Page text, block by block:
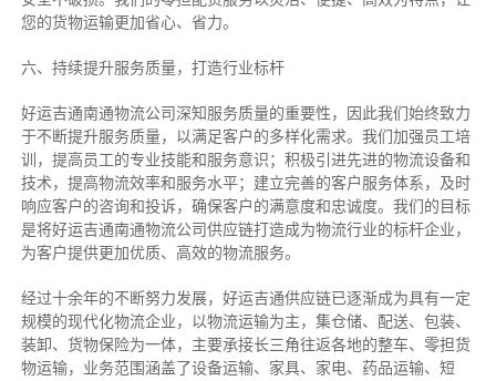
您的货物运输更加省心、省力。
六、持续提升服务质量，打造行业标杆
好运吉通南通物流公司深知服务质量的重要性，因此我们始终致力
于不断提升服务质量，以满足客户的多样化需求。我们加强员工培
训，提高员工的专业技能和服务意识；积极引进先进的物流设备和
技术，提高物流效率和服务水平；建立完善的客户服务体系，及时
响应客户的咨询和投诉，确保客户的满意度和忠诚度。我们的目标
是将好运吉通南通物流公司供应链打造成为物流行业的标杆企业，
为客户提供更加优质、高效的物流服务。
经过十余年的不断努力发展，好运吉通供应链已逐渐成为具有一定
规模的现代化物流企业，以物流运输为主，集仓储、配送、包装、
装卸、货物保险为一体，主要承接长三角往返各地的整车、零担货
物运输，业务范围涵盖了设备运输、家具、家电、药品运输、短